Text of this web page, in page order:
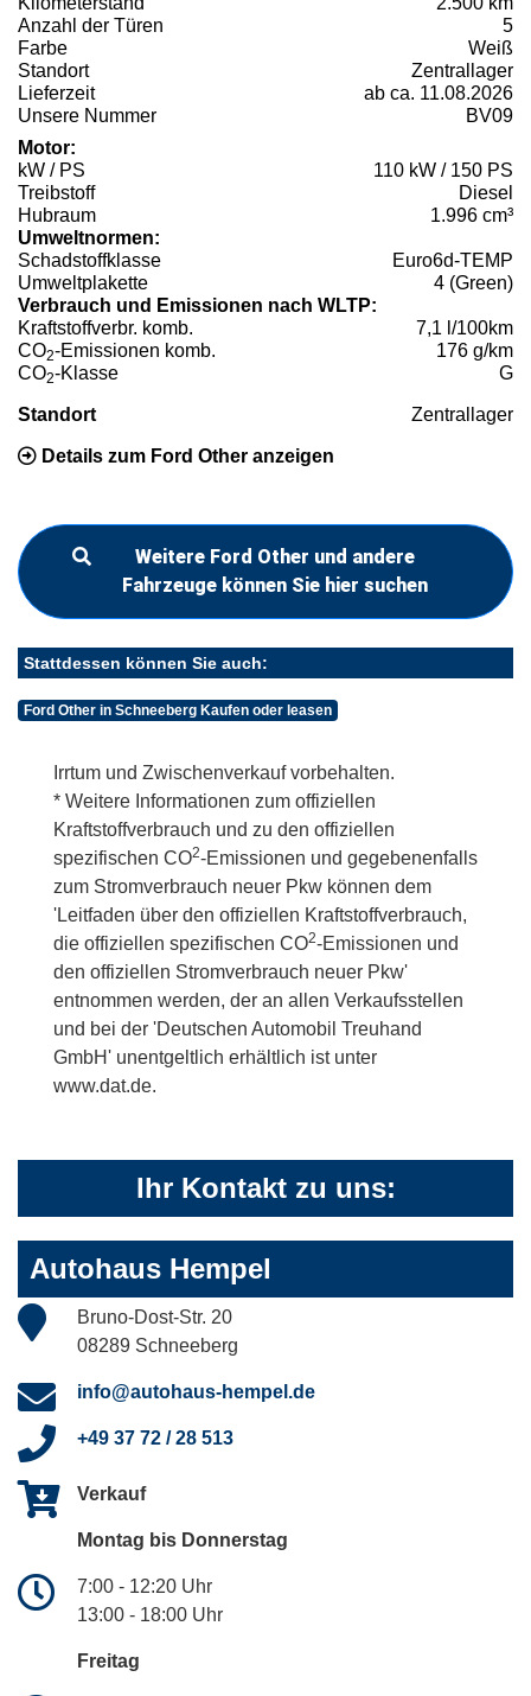
Anzahl der Türen
5
Farbe
Weiß
Standort
Zentrallager
Lieferzeit
ab ca. 11.08.2026
Unsere Nummer
BV09
Motor:
kW / PS
110 kW / 150 PS
Treibstoff
Diesel
Hubraum
1.996 cm³
Umweltnormen:
Schadstoffklasse
Euro6d-TEMP
Umweltplakette
4 (Green)
Verbrauch und Emissionen nach WLTP:
Kraftstoffverbr. komb.
7,1 l/100km
CO2-Emissionen komb.
176 g/km
CO2-Klasse G
Standort Zentrallager
Details zum Ford Other anzeigen
Weitere Ford Other und andere
Fahrzeuge können Sie hier suchen
Stattdessen können Sie auch:
Ford Other in Schneeberg Kaufen oder leasen
Irrtum und Zwischenverkauf vorbehalten.
* Weitere Informationen zum offiziellen
Kraftstoffverbrauch und zu den offiziellen
spezifischen CO2-Emissionen und gegebenenfalls
zum Stromverbrauch neuer Pkw können dem
'Leitfaden über den offiziellen Kraftstoffverbrauch,
die offiziellen spezifischen CO2-Emissionen und
den offiziellen Stromverbrauch neuer Pkw'
entnommen werden, der an allen Verkaufsstellen
und bei der 'Deutschen Automobil Treuhand
GmbH' unentgeltlich erhältlich ist unter
www.dat.de.
Ihr Kontakt zu uns:
Autohaus Hempel
Bruno-Dost-Str. 20
08289 Schneeberg
info@autohaus-hempel.de
+49 37 72 / 28 513
Verkauf
Montag bis Donnerstag
7:00 - 12:20 Uhr
13:00 - 18:00 Uhr
Freitag